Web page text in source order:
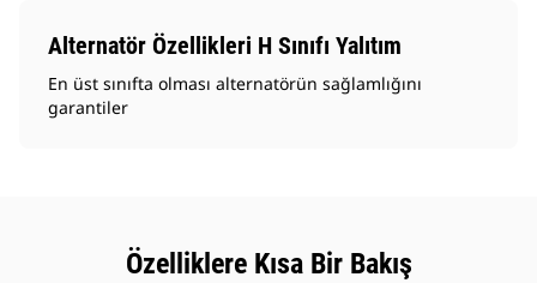
Alternatör Özellikleri H Sınıfı Yalıtım
En üst sınıfta olması alternatörün sağlamlığını
garantiler
Özelliklere Kısa Bir Bakış